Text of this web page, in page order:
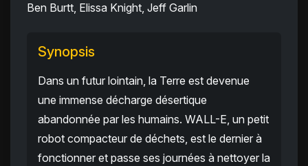
Ben Burtt, Elissa Knight, Jeff Garlin
Synopsis
Dans un futur lointain, la Terre est devenue
une immense décharge désertique
abandonnée par les humains. WALL-E, un petit
robot compacteur de déchets, est le dernier à
fonctionner et passe ses journées à nettoyer la